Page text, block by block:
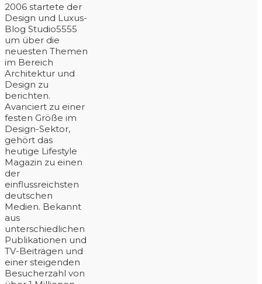
2006 startete der
Design und Luxus-
Blog Studio5555
um über die
neuesten Themen
im Bereich
Architektur und
Design zu
berichten.
Avanciert zu einer
festen Größe im
Design-Sektor,
gehört das
heutige Lifestyle
Magazin zu einen
der
einflussreichsten
deutschen
Medien. Bekannt
aus
unterschiedlichen
Publikationen und
TV-Beiträgen und
einer steigenden
Besucherzahl von